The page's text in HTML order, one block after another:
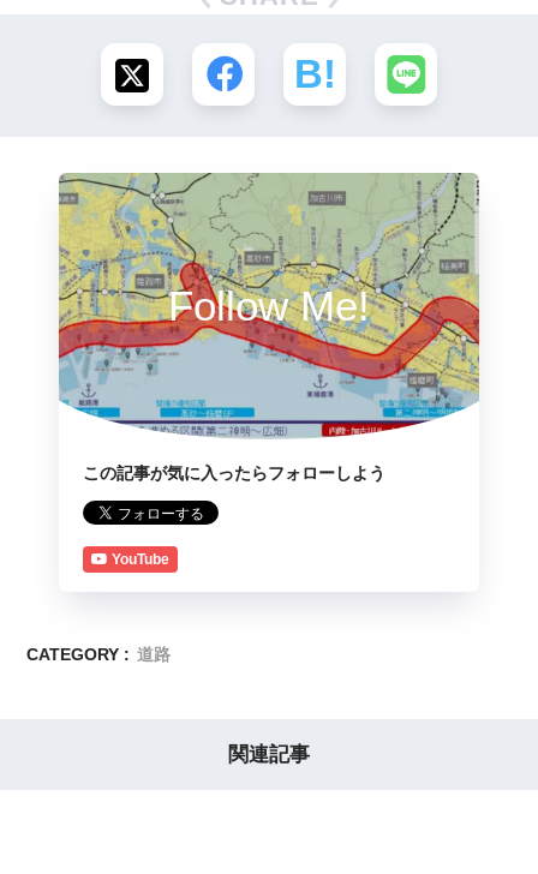
Follow Me!
この記事が気に入ったらフォローしよう
YouTube
CATEGORY : 道路
関連記事